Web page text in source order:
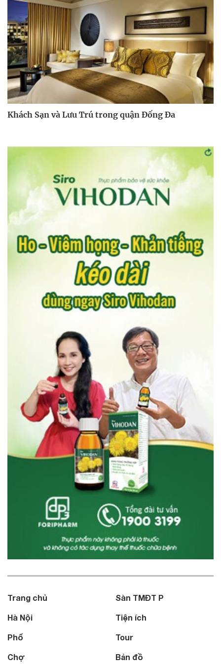
Khách Sạn và Lưu Trú trong quận Đống Đa
Trang chủ
Hà Nội
Phố
Chợ
Sàn TMĐT P
Tiện ích
Tour
Bản đồ